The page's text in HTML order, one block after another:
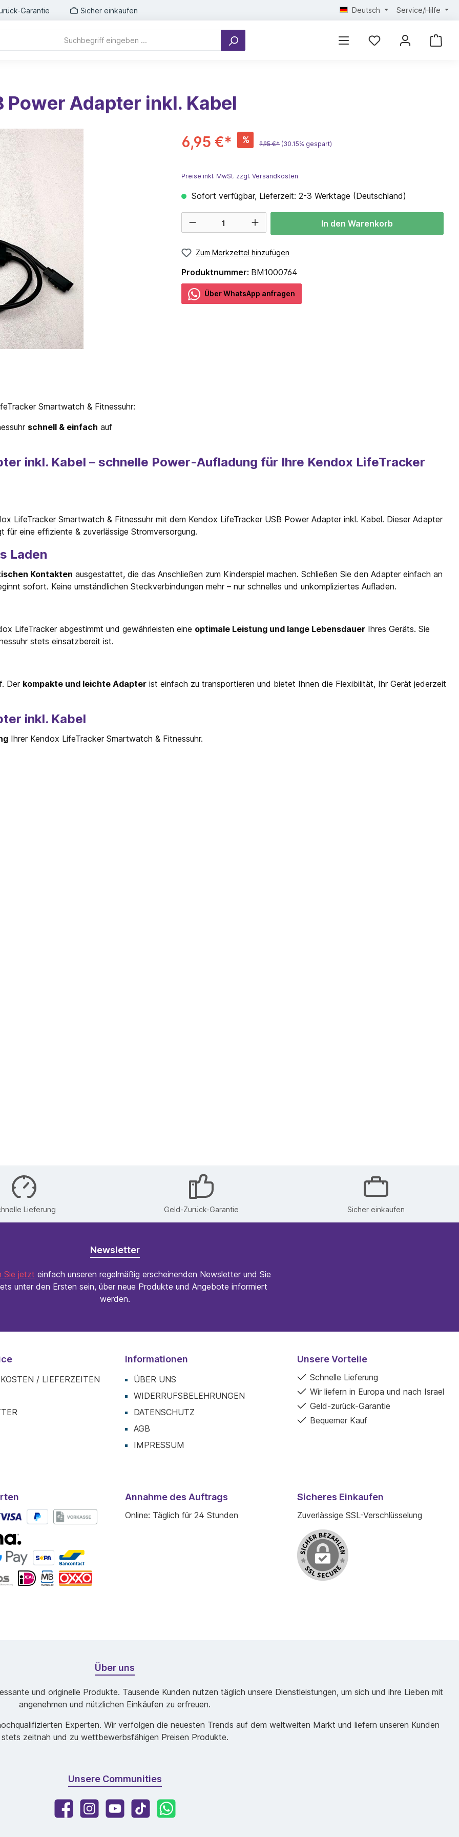
Garantie Sicher einkaufen Deutsch Service/Hilfe
Power Adapter inkl. Kabel
6,95 €* % 9,95 €* (30.15% gespart)
Preise inkl. MwSt. zzgl. Versandkosten
Sofort verfügbar, Lieferzeit: 2-3 Werktage (Deutschland)
In den Warenkorb
Zum Merkzettel hinzufügen
Produktnummer: BM1000764
Über WhatѕApp anfragеn
Smartwatch & Fitnessuhr:
schnell & einfach auf
inkl. Kabel – schnelle Power-Aufladung für Ihre Kendox LifeTracker
LifeTracker Smartwatch & Fitnessuhr mit dem Kendox LifeTracker USB Power Adapter inkl. Kabel. Dieser Adapter
eine effiziente & zuverlässige Stromversorgung.
Laden
Kontakten ausgestattet, die das Anschließen zum Kinderspiel machen. Schließen Sie den Adapter einfach an
sofort. Keine umständlichen Steckverbindungen mehr – nur schnelles und unkompliziertes Aufladen.
LifeTracker abgestimmt und gewährleisten eine optimale Leistung und lange Lebensdauer Ihres Geräts. Sie
stets einsatzbereit ist.
Der kompakte und leichte Adapter ist einfach zu transportieren und bietet Ihnen die Flexibilität, Ihr Gerät jederzeit
inkl. Kabel
Ihrer Kendox LifeTracker Smartwatch & Fitnessuhr.
Lieferung Geld-Zurück-Garantie Sicher einkaufen
Newsletter
Sie jetzt einfach unseren regelmäßig erscheinenden Newsletter und Sie
unter den Ersten sein, über neue Produkte und Angebote informiert
werden.
/ LIEFERZEITEN
Informationen
ÜBER UNS
WIDERRUFSBELEHRUNGEN
DATENSCHUTZ
AGB
IMPRESSUM
Unsere Vorteile
Schnelle Lieferung
Wir liefern in Europa und nach Israel
Geld-zurück-Garantie
Bequemer Kauf
Annahme des Auftrags
Online: Täglich für 24 Stunden
Sicheres Einkaufen
Zuverlässige SSL-Verschlüsselung
Über uns
und originelle Produkte. Tausende Kunden nutzen täglich unsere Dienstleistungen, um sich und ihre Lieben mit
angenehmen und nützlichen Einkäufen zu erfreuen.
Experten. Wir verfolgen die neuesten Trends auf dem weltweiten Markt und liefern unseren Kunden
stets zeitnah und zu wettbewerbsfähigen Preisen Produkte.
Unsere Communities